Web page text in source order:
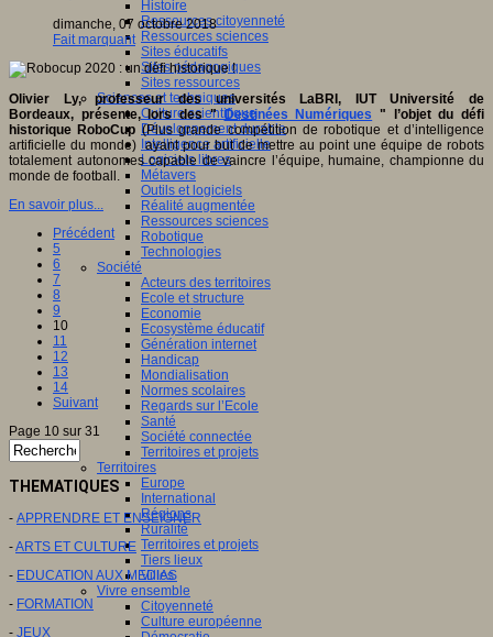
Histoire
Ressources citoyenneté
Ressources sciences
Sites éducatifs
Sites pédagogiques
Sites ressources
Sciences et techniques
Culture scientifique
Développement durable
Intelligence artificielle
Logiciels libres
Métavers
Outils et logiciels
Réalité augmentée
Ressources sciences
Robotique
Technologies
Société
Acteurs des territoires
Ecole et structure
Economie
Ecosystème éducatif
Génération internet
Handicap
Mondialisation
Normes scolaires
Regards sur l’Ecole
Santé
Société connectée
Territoires et projets
Territoires
Europe
International
Régions
Ruralité
Territoires et projets
Tiers lieux
Villes
Vivre ensemble
Citoyenneté
Culture européenne
dimanche, 07 octobre 2018
Fait marquant
Olivier Ly, professeur des universités LaBRI, IUT Université de
Bordeaux, présente, lors des "Destinées Numériques " l’objet du défi
historique RoboCup (Plus grande compétition de robotique et d’intelligence
artificielle du monde) ayant pour but de mettre au point une équipe de robots
totalement autonomes capable de vaincre l’équipe, humaine, championne du
monde de football.
En savoir plus...
Précédent
5
6
7
8
9
10
11
12
13
14
Suivant
Page 10 sur 31
THEMATIQUES
- APPRENDRE ET ENSEIGNER
-ARTS ET CULTURE
- EDUCATION AUX MEDIAS
- FORMATION
- JEUX